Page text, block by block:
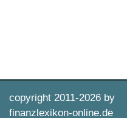
copyright 2011-2026 by
finanzlexikon-online.de